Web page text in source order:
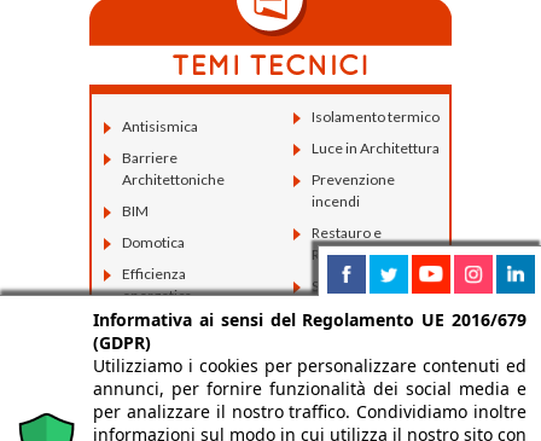
Antisismica
Barriere
Architettoniche
BIM
Domotica
Efficienza
energetica
Impiantistica
Isolamento acustico
Isolamento termico
Luce in Architettura
Prevenzione
incendi
Restauro e
Ristrutturazioni
Sostenibilità e
Informativa ai sensi del Regolamento UE 2016/679
(GDPR)
Utilizziamo i cookies per personalizzare contenuti ed
annunci, per fornire funzionalità dei social media e
per analizzare il nostro traffico. Condividiamo inoltre
informazioni sul modo in cui utilizza il nostro sito con